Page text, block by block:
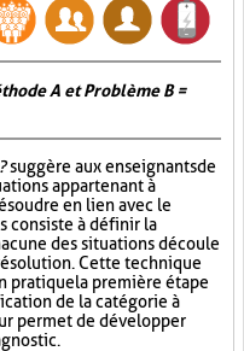
A et Problème B =
suggère aux enseignants de
appartenant à
en lien avec le
consiste à définir la
des situations découle
Cette technique
pratique la première étape
de la catégorie à
permet de développer